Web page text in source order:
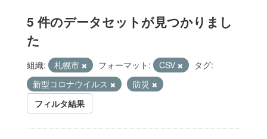
5 件のデータセットが見つかりまし
た
組織: 札幌市 フォーマット: CSV
タグ:
新型コロナウイルス
防災
フィルタ結果